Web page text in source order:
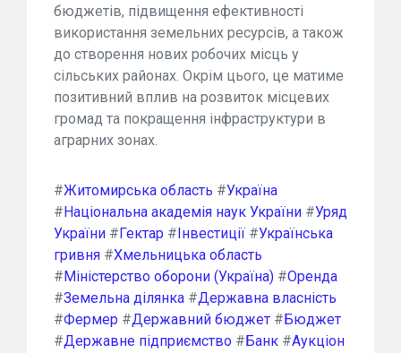
бюджетів, підвищення ефективності
використання земельних ресурсів, а також
до створення нових робочих місць у
сільських районах. Окрім цього, це матиме
позитивний вплив на розвиток місцевих
громад та покращення інфраструктури в
аграрних зонах.
#Житомирська область #Україна
#Національна академія наук України #Уряд
України #Гектар #Інвестиції #Українська
гривня #Хмельницька область
#Міністерство оборони (Україна) #Оренда
#Земельна ділянка #Державна власність
#Фермер #Державний бюджет #Бюджет
#Державне підприємство #Банк #Аукціон